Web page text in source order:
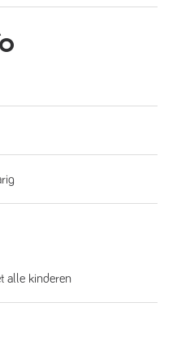
alle kinderen